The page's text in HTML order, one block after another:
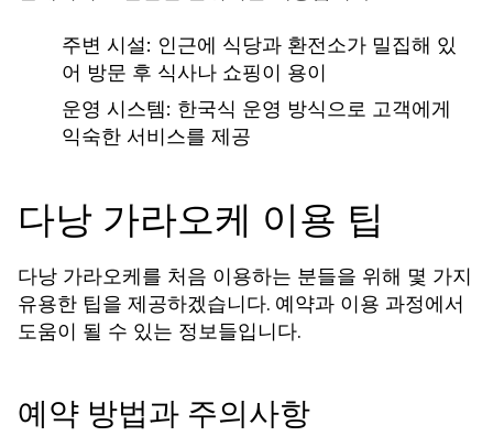
주변 시설: 인근에 식당과 환전소가 밀집해 있
어 방문 후 식사나 쇼핑이 용이
운영 시스템: 한국식 운영 방식으로 고객에게
익숙한 서비스를 제공
다낭 가라오케 이용 팁
다낭 가라오케를 처음 이용하는 분들을 위해 몇 가지
유용한 팁을 제공하겠습니다. 예약과 이용 과정에서
도움이 될 수 있는 정보들입니다.
예약 방법과 주의사항